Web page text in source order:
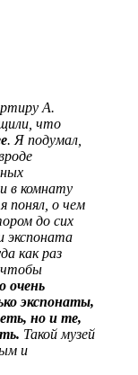
А.
что
. Я подумал,
в комнату
понял, о чем
до сих
экспоната
как раз
очень
экспонаты,
но и те,
Такой музей
и